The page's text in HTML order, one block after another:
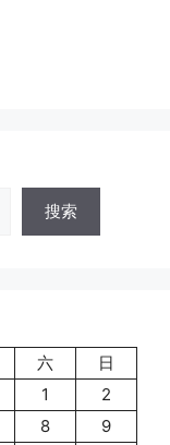
搜索
六
日
1
2
8 9